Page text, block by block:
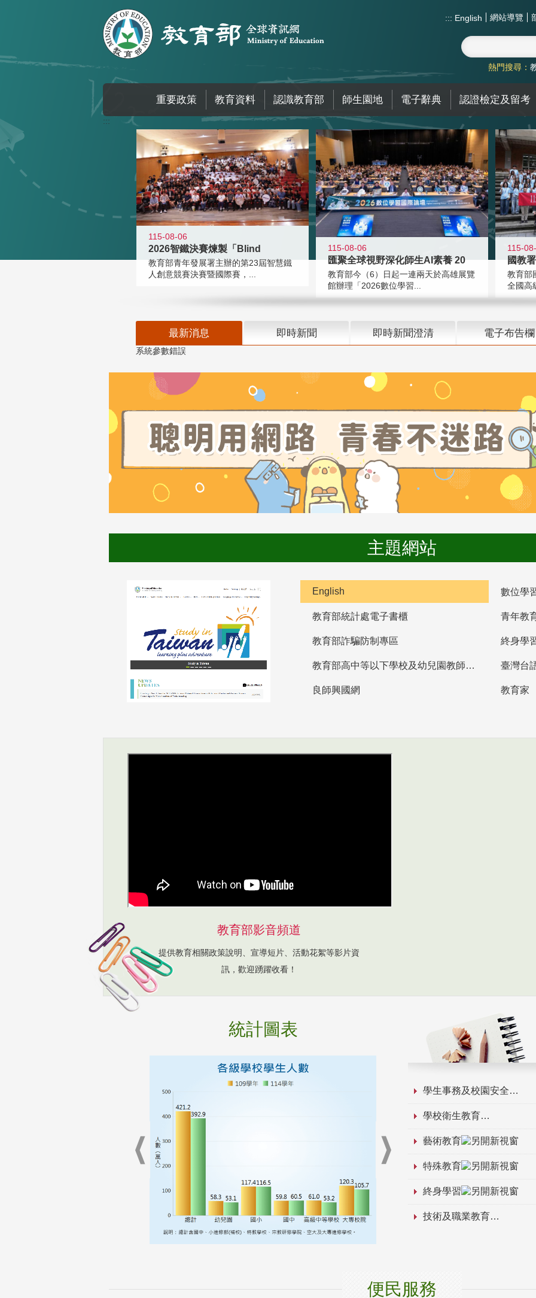
::: English 網站導覽
熱門搜尋：
重要政策 教育資料 認識教育部 師生園地 電子辭典 認證檢定及留考
:::
115-08-06
2026智鐵決賽煉製「Blind
教育部青年發展署主辦的第23屆智慧鐵
人創意競賽決賽暨國際賽，...
115-08-06
匯聚全球視野深化師生AI素養 20
教育部今（6）日起一連兩天於高雄展覽
館辦理「2026數位學習...
115-
教育部
全國高
最新消息 即時新聞 即時新聞澄清 電子布告欄
系統參數錯誤
主題網站
English 數位學
教育部統計處電子書櫃 青年教
教育部詐騙防制專區 終身學
教育部高中等以下學校及幼兒園教師資格檢定考試 臺灣台
良師興國網 教育家
教育部影音頻道
提供教育相關政策說明、宣導短片、活動花絮等影片資
訊，歡迎踴躍收看！
統計圖表
學生事務及校園安全
學校衛生教育
藝術教育
特殊教育
終身學習
技術及職業教育
便民服務